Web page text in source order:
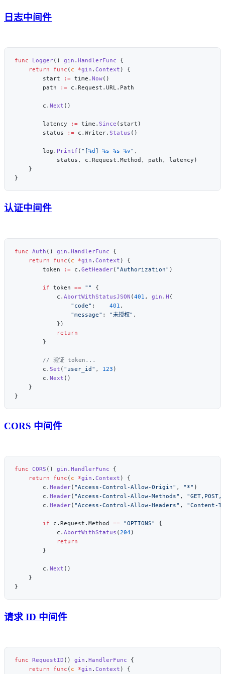
日志中间件
func Logger() gin . HandlerFunc
    return
func ( c *gin . Context
        start
:= time. Now
        path
:=
        c.
Next
        latency
:= time. Since
        status
:= c.Writer. Status
        log.
Printf ( "[%d] %s %s %v"
认证中间件
func Auth () gin . HandlerFunc
    return
func ( c *gin . Context
        token
:= c. GetHeader( "Authorization"
        if
token == ""
            c.
AbortWithStatusJSON (401 , gin . H
                "code"
: 401
                "message"
: "未授权"
        c.
Set ( "user_id" , 123
        c.
Next
CORS 中间件
func CORS () gin . HandlerFunc
    return
func ( c *gin . Context
        c.
Header( "Access-Control-Allow-Origin" , "*"
        c.
Header( "Access-Control-Allow-Methods" ,
        c.
Header( "Access-Control-Allow-Headers" , "Content-
        if
c.Request.Method == "OPTIONS"
            c.
AbortWithStatus (204
        c.
Next
请求 ID 中间件
func RequestID () gin . HandlerFunc
    return
func ( c *gin . Context